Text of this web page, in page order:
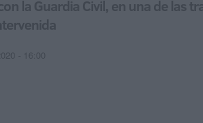
la Guardia Civil, en una de las
- 16:00